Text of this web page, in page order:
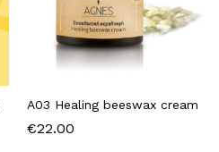
A03 Healing beeswax cream
€22.00